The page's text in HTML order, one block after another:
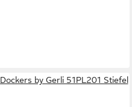
Dockers by Gerli 51PL201 Stiefel